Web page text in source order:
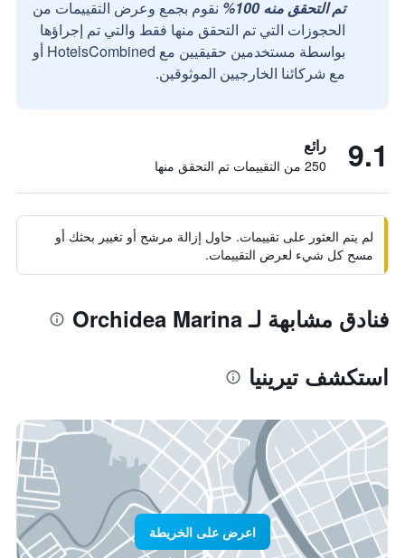
تم التحقق منه 100%
نقوم بجمع وعرض التقييمات من
الحجوزات التي تم التحقق منها فقط والتي تم إجراؤها
بواسطة مستخدمين حقيقيين مع HotelsCombined أو
مع شركائنا الخارجيين الموثوقين.
9.1 رائع
250 من التقييمات تم التحقق منها
لم يتم العثور على تقييمات. حاول إزالة مرشح أو تغيير بحثك أو
مسح كل شيء لعرض التقييمات.
فنادق مشابهة لـ Orchidea Marina
استكشف تيرينيا
اعرض على الخريطة